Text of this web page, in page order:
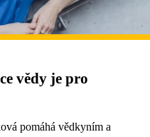
vědy je pro
pomáhá vědkyním a